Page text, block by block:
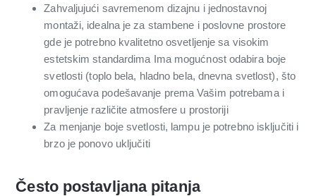
Zahvaljujući savremenom dizajnu i jednostavnoj
montaži, idealna je za stambene i poslovne prostore
gde je potrebno kvalitetno osvetljenje sa visokim
estetskim standardima Ima mogućnost odabira boje
svetlosti (toplo bela, hladno bela, dnevna svetlost), što
omogućava podešavanje prema Vašim potrebama i
pravljenje različite atmosfere u prostoriji
Za menjanje boje svetlosti, lampu je potrebno isključiti i
brzo je ponovo uključiti
Često postavljana pitanja